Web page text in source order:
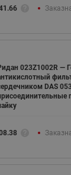
023Z1002R —
DAS